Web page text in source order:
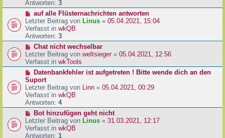
t
a
g
e
r
B
e
i
t
a
g
Antworten: 3
N
e
u
e
r
B
e
i
r
a
g
auf alle Flüsternachrichten antworten
Letzter Beitrag von Linus « 05.04.2021, 15:04
Verfasst in wkQB
Antworten: 3
N
e
u
e
B
e
i
t
a
g
Chat nicht wechselbar
Letzter Beitrag von weltsieger « 05.04.2021, 12:56
Verfasst in wkTools
N
e
u
e
r
B
e
i
t
Datenbankfehler ist aufgetreten ! Bitte wende dich an den
Suport
Letzter Beitrag von Linn « 05.04.2021, 00:29
Verfasst in wkQB
Antworten: 4
N
e
u
e
Bot hinzufügen geht nicht
Letzter Beitrag von Linus « 31.03.2021, 12:17
Verfasst in wkQB
Antworten: 1